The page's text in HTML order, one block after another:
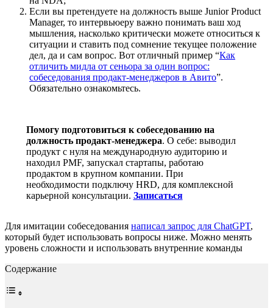
Если вы претендуете на должность выше Junior Product
Manager, то интервьюеру важно понимать ваш ход
мышления, насколько критически можете относиться к
ситуации и ставить под сомнение текущее положение
дел, да и сам вопрос. Вот отличный пример “Как
отличить мидла от сеньора за один вопрос:
собеседования продакт-менеджеров в Авито”.
Обязательно ознакомьтесь.
Помогу подготовиться к собеседованию на
должность продакт-менеджера. О себе: выводил
продукт с нуля на международную аудиторию и
находил PMF, запускал стартапы, работаю
продактом в крупном компании. При
необходимости подключу HRD, для комплексной
карьерной консультации. Записаться
Для имитации собеседования написал запрос для ChatGPT,
который будет использовать вопросы ниже. Можно менять
уровень сложности и использовать внутренние команды
Содержание